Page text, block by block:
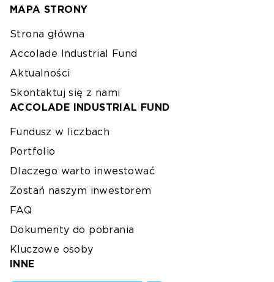
MAPA STRONY
Strona główna
Accolade Industrial Fund
Aktualności
Skontaktuj się z nami
ACCOLADE INDUSTRIAL FUND
Fundusz w liczbach
Portfolio
Dlaczego warto inwestować
Zostań naszym inwestorem
FAQ
Dokumenty do pobrania
Kluczowe osoby
INNE